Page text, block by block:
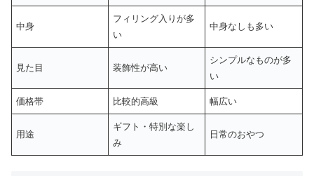
中身
フィリング入りが多
い
中身なしも多い
見た目 装飾性が高い
シンプルなものが多
い
価格帯 比較的高級 幅広い
用途
ギフト・特別な楽し
み
日常のおやつ